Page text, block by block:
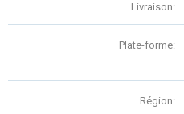
Livraison:
Plate-forme:
Région: